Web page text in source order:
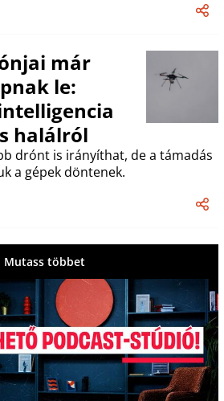
már
le:
halálról
drónt is irányíthat, de a támadás
a gépek döntenek.
Mutass többet